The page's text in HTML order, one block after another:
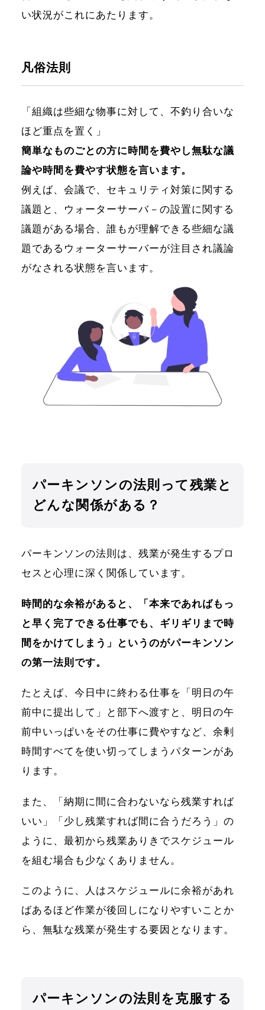
い状況がこれにあたります。
凡俗法則
「組織は些細な物事に対して、不釣り合いな
ほど重点を置く」
簡単なものごとの方に時間を費やし無駄な議
論や時間を費やす状態を言います。
例えば、会議で、セキュリティ対策に関する
議題と、ウォーターサーバ－の設置に関する
議題がある場合、誰もが理解できる些細な議
題であるウォーターサーバーが注目され議論
がなされる状態を言います。
パーキンソンの法則って残業と
どんな関係がある？
パーキンソンの法則は、残業が発生するプロ
セスと心理に深く関係しています。
時間的な余裕があると、「本来であればもっ
と早く完了できる仕事でも、ギリギリまで時
間をかけてしまう」というのがパーキンソン
の第一法則です。
たとえば、今日中に終わる仕事を「明日の午
前中に提出して」と部下へ渡すと、明日の午
前中いっぱいをその仕事に費やすなど、余剰
時間すべてを使い切ってしまうパターンがあ
ります。
また、「納期に間に合わないなら残業すれば
いい」「少し残業すれば間に合うだろう」の
ように、最初から残業ありきでスケジュール
を組む場合も少なくありません。
このように、人はスケジュールに余裕があれ
ばあるほど作業が後回しになりやすいことか
ら、無駄な残業が発生する要因となります。
パーキンソンの法則を克服する